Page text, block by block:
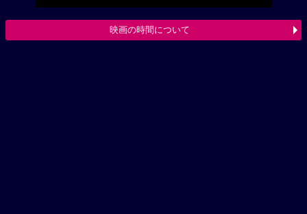
映画の時間について